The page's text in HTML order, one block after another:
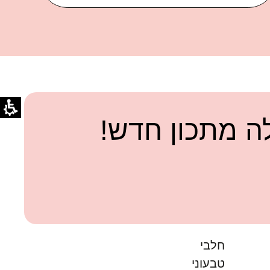
מתכון חדש!
חלבי
טבעוני